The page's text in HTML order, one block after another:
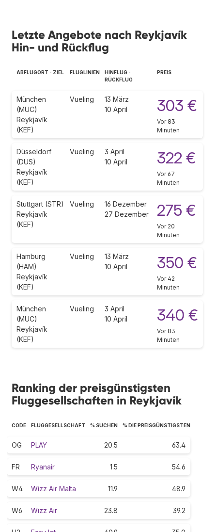
Letzte Angebote nach Reykjavík
Hin- und Rückflug
ABFLUGORT - ZIEL FLUGLINIEN
HINFLUG -
RÜCKFLUG
PREIS
München
(MUC)
Reykjavík
(KEF)
Vueling
13 März
10 April
303 €
Vor 83
Minuten
Düsseldorf
(DUS)
Reykjavík
(KEF)
Vueling
3 April
10 April
322 €
Vor 67
Minuten
Stuttgart (STR)
Reykjavík
(KEF)
Vueling
16 Dezember
27 Dezember
275 €
Vor 20
Minuten
Hamburg
(HAM)
Reykjavík
(KEF)
Vueling
13 März
10 April
350 €
Vor 42
Minuten
München
(MUC)
Reykjavík
(KEF)
Vueling
3 April
10 April
340 €
Vor 83
Minuten
Ranking der preisgünstigsten
Fluggesellschaften in Reykjavík
CODE FLUGGESELLSCHAFT % SUCHEN % DIE PREISGÜNSTIGSTEN
OG PLAY 20.5 63.4
FR Ryanair 1.5 54.6
W4 Wizz Air Malta 11.9 48.9
W6 Wizz Air 23.8 39.2